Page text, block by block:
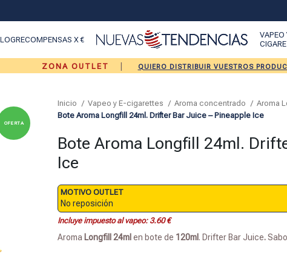
RECOMPENSAS X €
VAPEO
ZONA OUTLET | QUIERO DISTRIBUIR VUESTROS
OFERTA
Inicio Vapeo y E-cigarettes Aroma concentrado Aroma
Bote Aroma Longfill 24ml. Drifter Bar Juice – Pineapple Ice
Bote Aroma Longfill 24ml.
Ice
MOTIVO OUTLET
No reposición
Incluye impuesto al vapeo: 3.60€
Aroma Longfill 24mlen bote de 120ml . Drifter Bar Juice.